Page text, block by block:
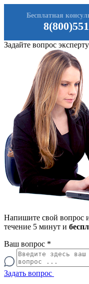
Бесплатная
Задайте вопрос
Напишите свой вопрос
течение 5 минут и
Ваш вопрос *
Задать вопрос